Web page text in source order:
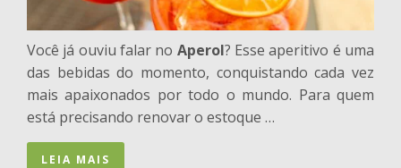
Você já ouviu falar no Aperol? Esse aperitivo é uma
das bebidas do momento, conquistando cada vez
mais apaixonados por todo o mundo. Para quem
está precisando renovar o estoque …
LEIA MAIS